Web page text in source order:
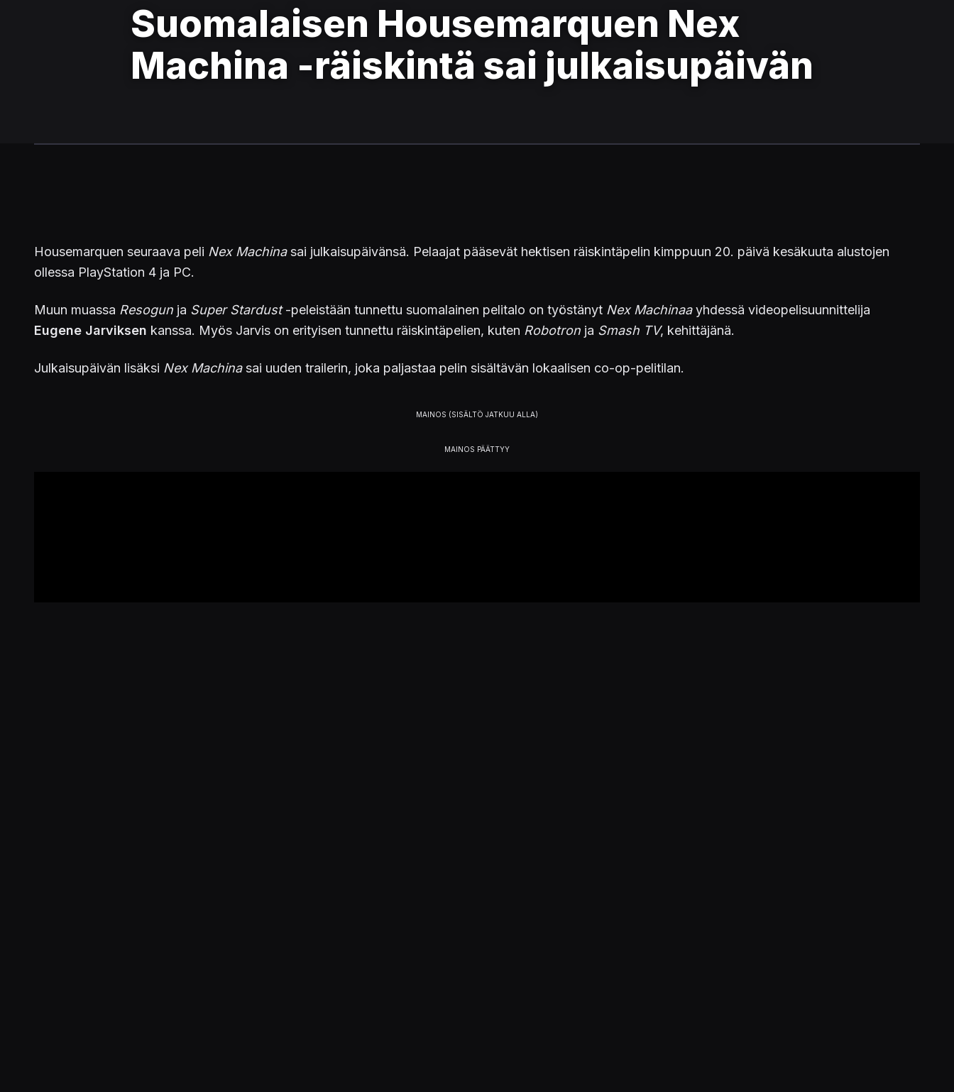
Suomalaisen Housemarquen Nex
Machina -räiskintä sai julkaisupäivän
Housemarquen seuraava peli Nex Machinasai julkaisupäivänsä. Pelaajat pääsevät hektisen räiskintäpelin kimppuun 20. päivä kesäkuuta alustojen
ollessa PlayStation 4 ja PC.
Muun muassa Resogun ja Super Stardust-peleistään tunnettu suomalainen pelitalo on työstänyt Nex Machinaayhdessä videopelisuunnittelija
Eugene Jarviksen kanssa. Myös Jarvis on erityisen tunnettu räiskintäpelien, kuten Robotron ja Smash TV, kehittäjänä.
Julkaisupäivän lisäksi Nex Machinasai uuden trailerin, joka paljastaa pelin sisältävän lokaalisen co-op-pelitilan.